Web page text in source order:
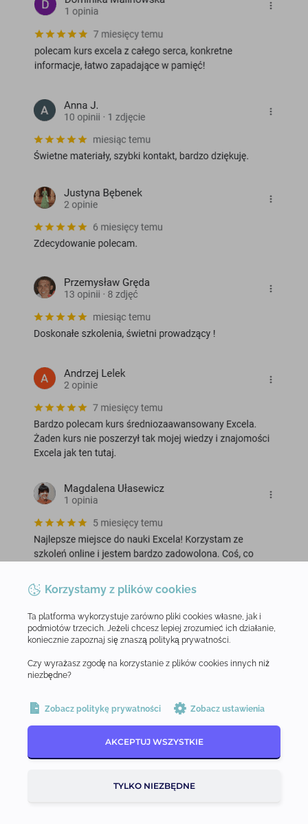
Korzystamy z plików cookies
Ta platforma wykorzystuje zarówno pliki cookies własne, jak i
podmiotów trzecich. Jeżeli chcesz lepiej zrozumieć ich działanie,
koniecznie zapoznaj się znaszą polityką prywatności.
Czy wyrażasz zgodę na korzystanie z plików cookies innych niż
niezbędne?
Zobacz politykę prywatności Zobacz ustawienia
AKCEPTUJ WSZYSTKIE
TYLKO NIEZBĘDNE